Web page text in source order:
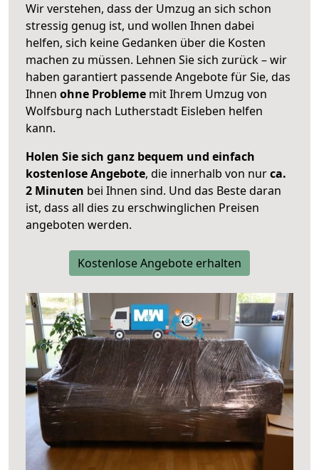
Wir verstehen, dass der Umzug an sich schon
stressig genug ist, und wollen Ihnen dabei
helfen, sich keine Gedanken über die Kosten
machen zu müssen. Lehnen Sie sich zurück – wir
haben garantiert passende Angebote für Sie, das
Ihnen ohne Probleme mit Ihrem Umzug von
Wolfsburg nach Lutherstadt Eisleben helfen
kann.
Holen Sie sich ganz bequem und einfach
kostenlose Angebote, die innerhalb von nurca.
2 Minuten bei Ihnen sind. Und das Beste daran
ist, dass all dies zu erschwinglichen Preisen
angeboten werden.
Kostenlose Angebote erhalten